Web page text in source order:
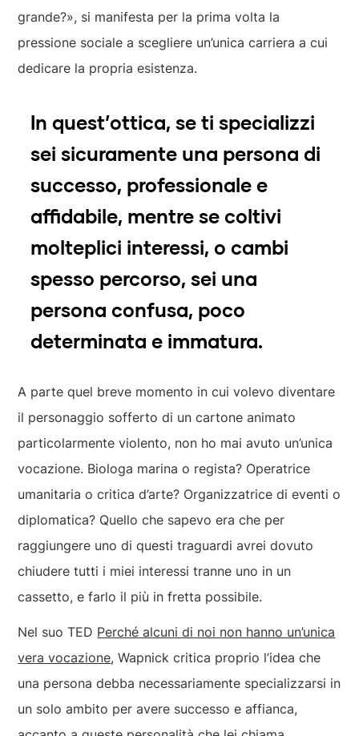
grande?», si manifesta per la prima volta la
pressione sociale a scegliere un’unica carriera a cui
dedicare la propria esistenza.
In quest’ottica, se ti specializzi
sei sicuramente una persona di
successo, professionale e
affidabile, mentre se coltivi
molteplici interessi, o cambi
spesso percorso, sei una
persona confusa, poco
determinata e immatura.
A parte quel breve momento in cui volevo diventare
il personaggio sofferto di un cartone animato
particolarmente violento, non ho mai avuto un’unica
vocazione. Biologa marina o regista? Operatrice
umanitaria o critica d’arte? Organizzatrice di eventi o
diplomatica? Quello che sapevo era che per
raggiungere uno di questi traguardi avrei dovuto
chiudere tutti i miei interessi tranne uno in un
cassetto, e farlo il più in fretta possibile.
Nel suo TED Perché alcuni di noi non hanno un’unica
vera vocazione, Wapnick critica proprio l’idea che
una persona debba necessariamente specializzarsi in
un solo ambito per avere successo e affianca,